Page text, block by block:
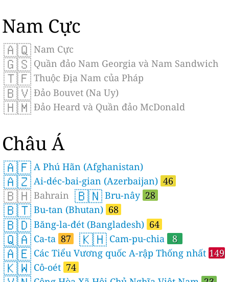
Nam Cực
🇦🇶 Nam Cực
🇬🇸 Quần đảo Nam Georgia và Nam Sandwich
🇹🇫 Thuộc Địa Nam của Pháp
🇧🇻 Đảo Bouvet (Na Uy)
🇭🇲 Đảo Heard và Quần đảo McDonald
Châu Á
🇦🇫 A Phú Hãn (Afghanistan)
🇦🇿 Ai-déc-bai-gian (Azerbaijan) 46
🇧🇭 Bahrain 🇧🇳 Bru-nây 28
🇧🇹 Bu-tan (Bhutan) 68
🇧🇩 Băng-la-đét (Bangladesh) 64
🇶🇦 Ca-ta 87 🇰🇭 Cam-pu-chia 8
🇦🇪 Các Tiểu Vương quốc A-rập Thống nhất 149
🇰🇼 Cô-oét 74